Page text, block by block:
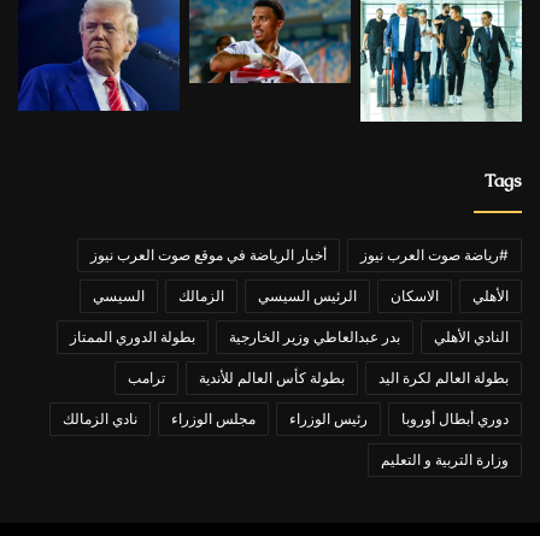
Tags
#رياضة صوت العرب نيوز أخبار الرياضة في موقع صوت العرب نيوز
الأهلي الاسكان الرئيس السيسي الزمالك السيسي
النادي الأهلي بدر عبدالعاطي وزير الخارجية بطولة الدوري الممتاز
بطولة العالم لكرة اليد بطولة كأس العالم للأندية ترامب
دوري أبطال أوروبا رئيس الوزراء مجلس الوزراء نادي الزمالك
وزارة التربية و التعليم